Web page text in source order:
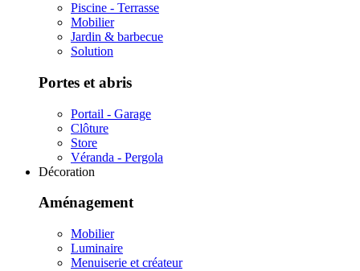
Piscine - Terrasse
Mobilier
Jardin & barbecue
Solution
Portes et abris
Portail - Garage
Clôture
Store
Véranda - Pergola
Décoration
Aménagement
Mobilier
Luminaire
Menuiserie et créateur